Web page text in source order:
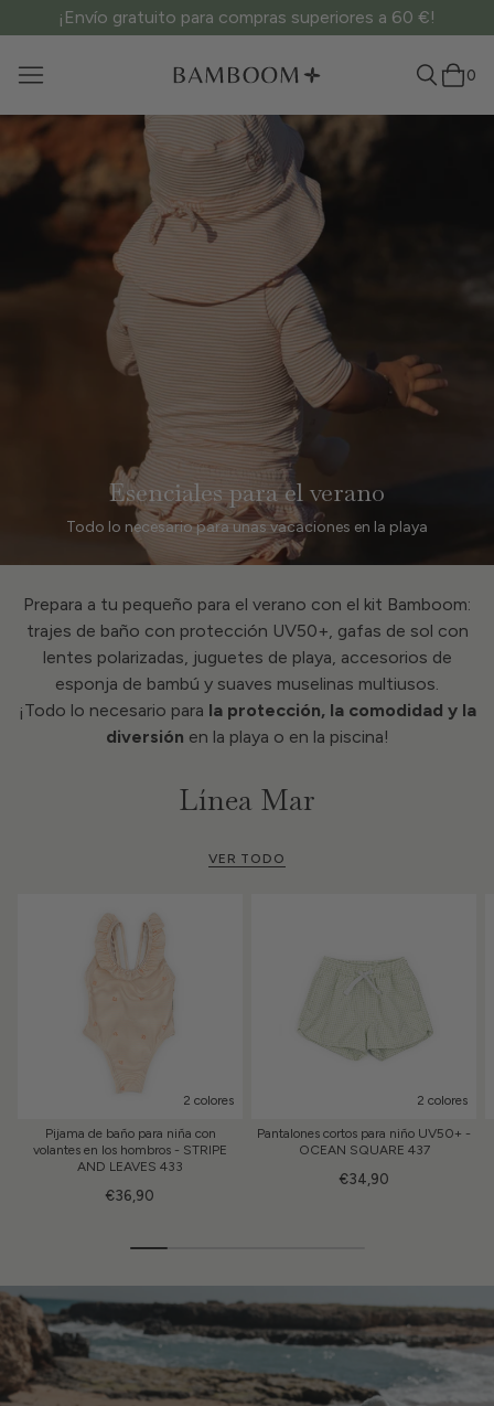
¡Envío gratuito para compras superiores a 60 €!
0
Esenciales para el verano
Todo lo necesario para unas vacaciones en la playa
Prepara a tu pequeño para el verano con el kit Bamboom:
trajes de baño con protección UV50+, gafas de sol con
lentes polarizadas, juguetes de playa, accesorios de
esponja de bambú y suaves muselinas multiusos.
¡Todo lo necesario para la protección, la comodidad y la
diversión en la playa o en la piscina!
Línea Mar
VER TODO
2 colores
Pijama de baño para niña con
volantes en los hombros - STRIPE
AND LEAVES 433
€36,90
2 colores
Pantalones cortos para niño UV50+ -
OCEAN SQUARE 437
€34,90